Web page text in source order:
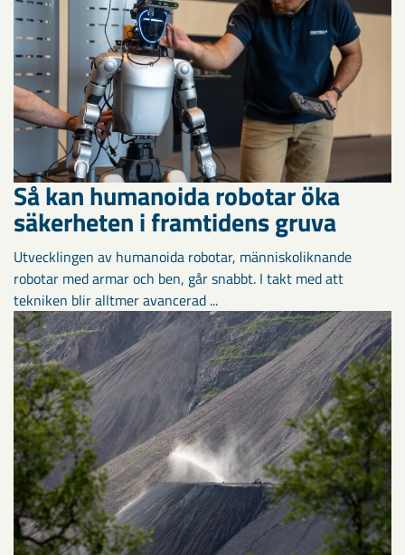
Så kan humanoida robotar öka
säkerheten i framtidens gruva
Utvecklingen av humanoida robotar, människoliknande
robotar med armar och ben, går snabbt. I takt med att
tekniken blir alltmer avancerad ...